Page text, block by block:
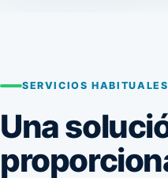
SERVICIOS HABITUALES
Una